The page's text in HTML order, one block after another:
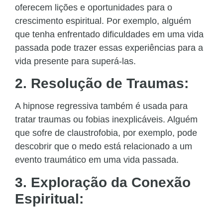
oferecem lições e oportunidades para o
crescimento espiritual. Por exemplo, alguém
que tenha enfrentado dificuldades em uma vida
passada pode trazer essas experiências para a
vida presente para superá-las.
2. Resolução de Traumas:
A hipnose regressiva também é usada para
tratar traumas ou fobias inexplicáveis. Alguém
que sofre de claustrofobia, por exemplo, pode
descobrir que o medo está relacionado a um
evento traumático em uma vida passada.
3. Exploração da Conexão
Espiritual: